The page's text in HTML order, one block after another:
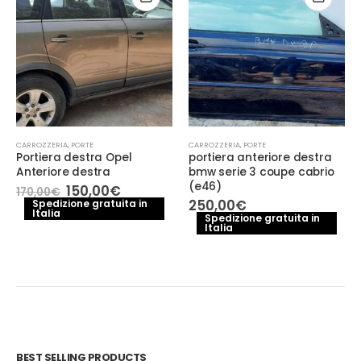
CARROZZERIA, PORTE
Portiera destra Opel
Anteriore destra
170,00€ Il
prezzo
originale
150,00€Il
prezzo
attuale
Spedizione gratuita in
Italia
CARROZZERIA, PORTE
portiera anteriore destra
bmw serie 3 coupe cabrio
(e46)
250,00€
Spedizione gratuita in
Italia
BEST SELLING PRODUCTS